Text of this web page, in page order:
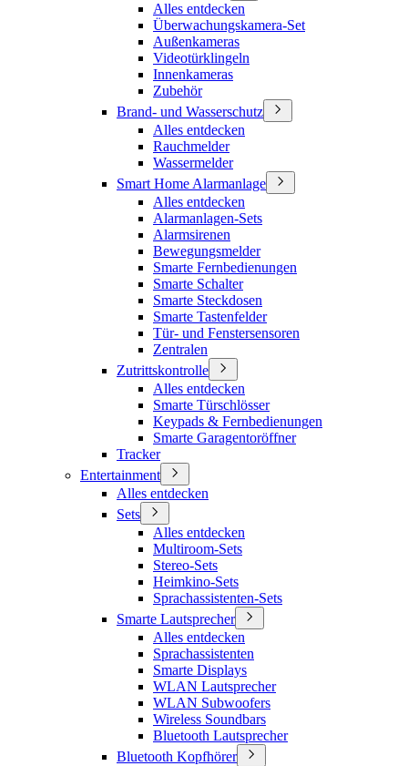
Alles entdecken
Überwachungskamera-Set
Außenkameras
Videotürklingeln
Innenkameras
Zubehör
Brand- und Wasserschutz
Alles entdecken
Rauchmelder
Wassermelder
Smart Home Alarmanlage
Alles entdecken
Alarmanlagen-Sets
Alarmsirenen
Bewegungsmelder
Smarte Fernbedienungen
Smarte Schalter
Smarte Steckdosen
Smarte Tastenfelder
Tür- und Fenstersensoren
Zentralen
Zutrittskontrolle
Alles entdecken
Smarte Türschlösser
Keypads & Fernbedienungen
Smarte Garagentoröffner
Tracker
Entertainment
Alles entdecken
Sets
Alles entdecken
Multiroom-Sets
Stereo-Sets
Heimkino-Sets
Sprachassistenten-Sets
Smarte Lautsprecher
Alles entdecken
Sprachassistenten
Smarte Displays
WLAN Lautsprecher
WLAN Subwoofers
Wireless Soundbars
Bluetooth Lautsprecher
Bluetooth Kopfhörer